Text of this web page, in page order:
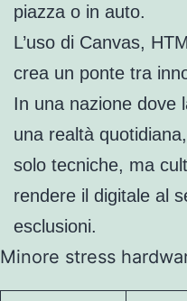
piazza o in auto.
L’uso di Canvas,
crea un ponte tra
In una nazione dove
una realtà
solo tecniche, ma
rendere il digitale al
esclusioni.
Minore stress